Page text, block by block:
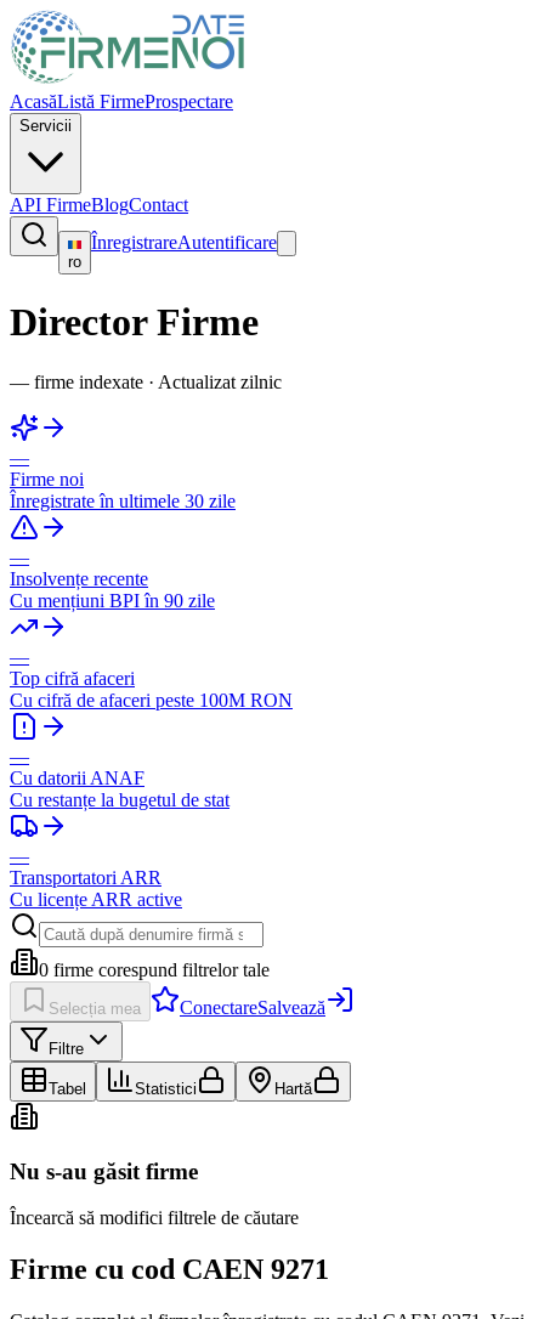
AcasăListă FirmeProspectare
Servicii
API FirmeBlogContact
ro
ÎnregistrareAutentificare
Director Firme
— firme indexate · Actualizat zilnic
—
Firme noi
Înregistrate în ultimele 30 zile
—
Insolvențe recente
Cu mențiuni BPI în 90 zile
—
Top cifră afaceri
Cu cifră de afaceri peste 100M RON
—
Cu datorii ANAF
Cu restanțe la bugetul de stat
—
Transportatori ARR
Cu licențe ARR active
0 firme corespund filtrelor tale
Selecția mea ConectareSalvează
Filtre
Tabel Statistici Hartă
Nu s-au găsit firme
Încearcă să modifici filtrele de căutare
Firme cu cod CAEN 9271